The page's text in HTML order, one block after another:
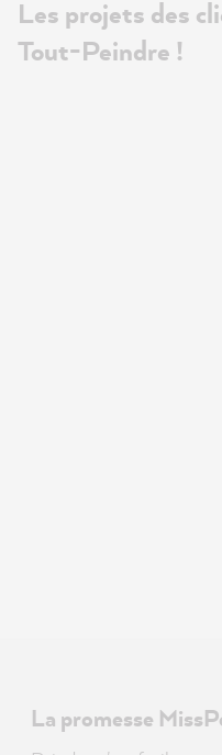
Les projets des
Tout-Peindre !
La promesse